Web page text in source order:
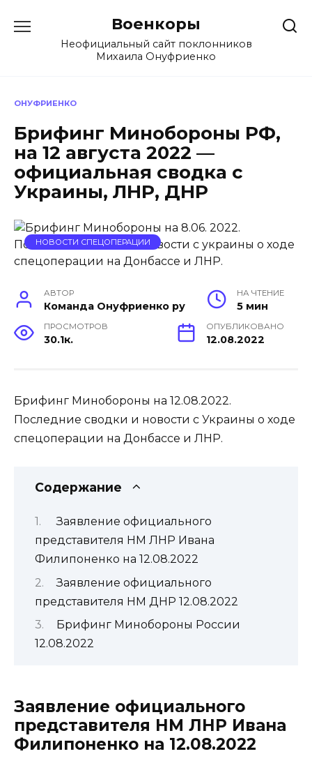
содержанию
Военкоры
Неофициальный сайт поклонников
Михаила Онуфриенко
ОНУФРИЕНКО
Брифинг Минобороны РФ,
на 12 августа 2022 —
официальная сводка с
Украины, ЛНР, ДНР
НОВОСТИ СПЕЦОПЕРАЦИИ
АВТОР
Команда Онуфриенко ру
НА ЧТЕНИЕ
5 мин
ПРОСМОТРОВ
30.1к.
ОПУБЛИКОВАНО
12.08.2022
Брифинг Минобороны на 12.08.2022.
Последние сводки и новости с Украины о ходе
спецоперации на Донбассе и ЛНР.
Содержание
Заявление официального
представителя НМ ЛНР Ивана
Филипоненко на 12.08.2022
Заявление официального
представителя НМ ДНР 12.08.2022
Брифинг Минобороны России
12.08.2022
Заявление официального
представителя НМ ЛНР Ивана
Филипоненко на 12.08.2022